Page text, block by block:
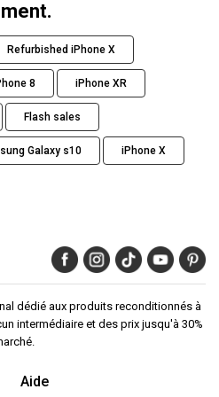
Refurbished iPhone X
8 iPhone XR
Flash sales
Galaxy s10 iPhone X
dédié aux produits reconditionnés à
intermédiaire et des prix jusqu'à 30%
Aide